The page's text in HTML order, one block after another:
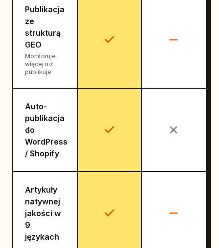
Publikacja
ze
strukturą
GEO
Monitoruje
więcej niż
publikuje
Auto-
publikacja
do
WordPress
/ Shopify
Artykuły
natywnej
jakości w
9
językach